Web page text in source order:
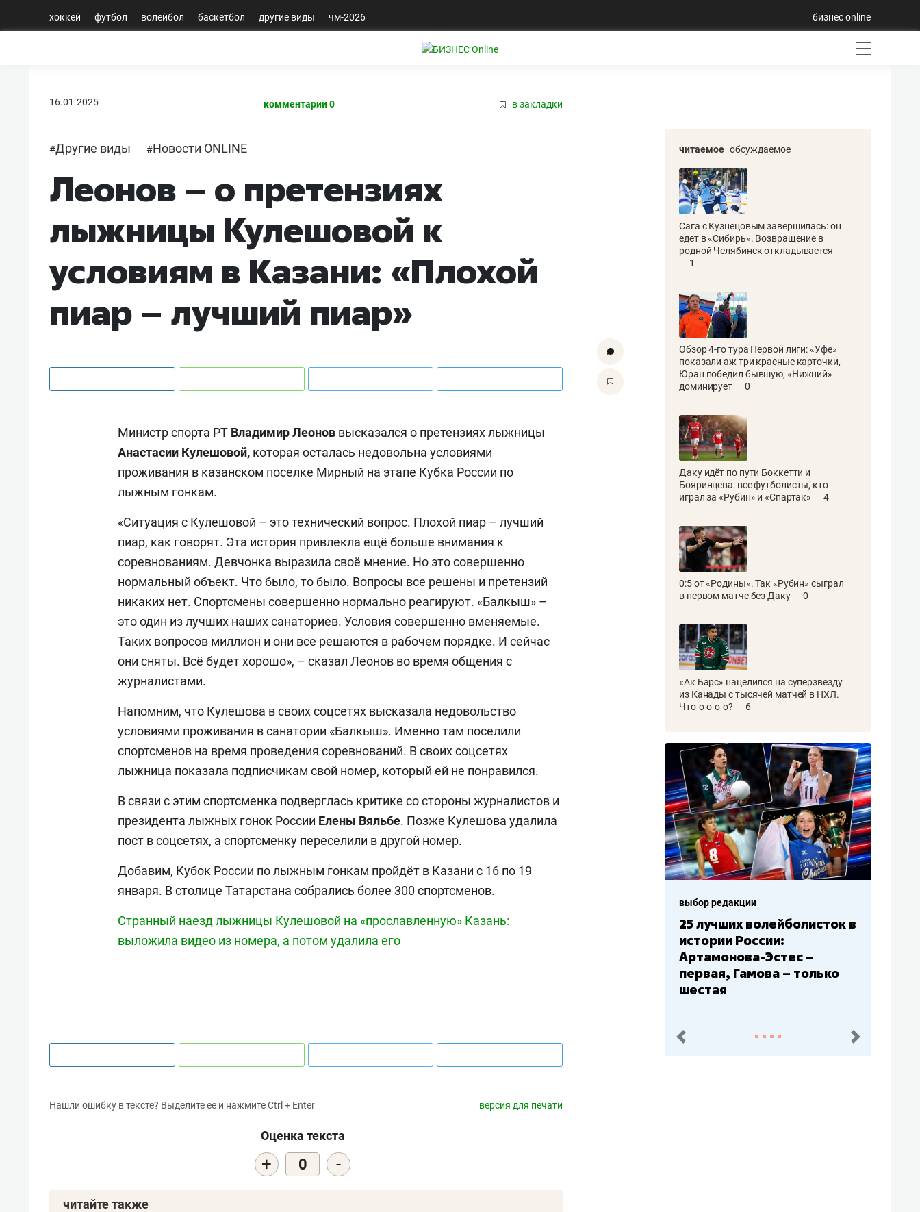
хоккей футбол волейбол баскетбол другие виды чм-2026 бизнес online
16.01.2025 комментарии 0 в закладки
#Другие виды #Новости ONLINE
Леонов – о претензиях
лыжницы Кулешовой к
условиям в Казани: «Плохой
пиар – лучший пиар»
Министр спорта РТ Владимир Леонов высказался о претензиях лыжницы
Анастасии Кулешовой, которая осталась недовольна условиями
проживания в казанском поселке Мирный на этапе Кубка России по
лыжным гонкам.
«Ситуация с Кулешовой – это технический вопрос. Плохой пиар – лучший
пиар, как говорят. Эта история привлекла ещё больше внимания к
соревнованиям. Девчонка выразила своё мнение. Но это совершенно
нормальный объект. Что было, то было. Вопросы все решены и претензий
никаких нет. Спортсмены совершенно нормально реагируют. «Балкыш» –
это один из лучших наших санаториев. Условия совершенно вменяемые.
Таких вопросов миллион и они все решаются в рабочем порядке. И сейчас
они сняты. Всё будет хорошо», – сказал Леонов во время общения с
журналистами.
Напомним, что Кулешова в своих соцсетях высказала недовольство
условиями проживания в санатории «Балкыш». Именно там поселили
спортсменов на время проведения соревнований. В своих соцсетях
лыжница показала подписчикам свой номер, который ей не понравился.
В связи с этим спортсменка подверглась критике со стороны журналистов и
президента лыжных гонок России Елены Вяльбе. Позже Кулешова удалила
пост в соцсетях, а спортсменку переселили в другой номер.
Добавим, Кубок России по лыжным гонкам пройдёт в Казани с 16 по 19
января. В столице Татарстана собрались более 300 спортсменов.
Странный наезд лыжницы Кулешовой на «прославленную» Казань:
выложила видео из номера, а потом удалила его
Нашли ошибку в тексте? Выделите ее и нажмите Ctrl + Enter версия для печати
Оценка текста
+ 0 -
читайте также
читаемое обсуждаемое
Сага с Кузнецовым завершилась: он
едет в «Сибирь». Возвращение в
родной Челябинск откладывается
1
Обзор 4-го тура Первой лиги: «Уфе»
показали аж три красные карточки,
Юран победил бывшую, «Нижний»
доминирует
0
Даку идёт по пути Боккетти и
Бояринцева: все футболисты, кто
играл за «Рубин» и «Спартак»
4
0:5 от «Родины». Так «Рубин» сыграл
в первом матче без Даку
0
«Ак Барс» нацелился на суперзвезду
из Канады с тысячей матчей в НХЛ.
Что-о-о-о-о?
6
выбор редакции
25 лучших волейболисток в
истории России:
Артамонова-Эстес –
первая, Гамова – только
шестая
Бюджеты
пред. след.